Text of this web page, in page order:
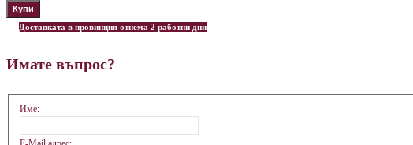
Доставката в провинция отнема 2 работни дни
Имате въпрос?
Име: